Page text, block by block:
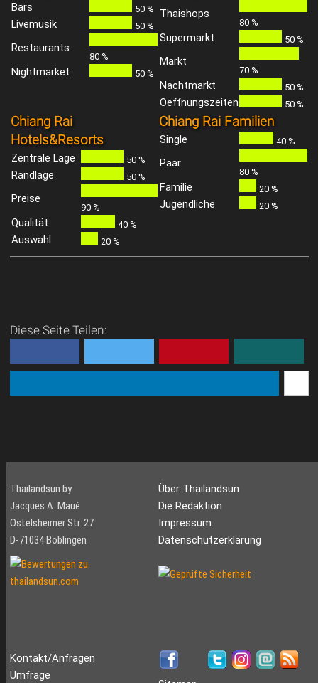
Bars 50 %
Livemusik 50 %
Restaurants
80 %
Nightmarket 50 %
Thaishops
80 %
Supermarkt 50 %
Markt
70 %
Nachtmarkt 50 %
Oeffnungszeiten 50 %
Chiang Rai
Hotels&Resorts
Zentrale Lage 50 %
Randlage 50 %
Preise
90 %
Qualität 40 %
Auswahl 20 %
Chiang Rai Familien
Single 40 %
Paar
80 %
Familie 20 %
Jugendliche 20 %
Diese Seite Teilen:
Thailandsun by
Jacques A. Maué
Ostelsheimer Str. 27
D-71034 Böblingen
Über Thailandsun
Die Redaktion
Impressum
Datenschutzerklärung
Kontakt/Anfragen
Umfrage